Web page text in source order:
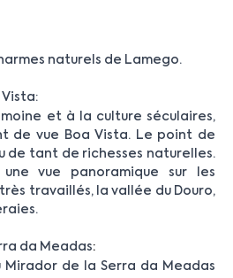
naturels de Lamego.
Vista:
et à la culture séculaires,
de vue Boa Vista. Le point de
de tant de richesses naturelles.
vue panoramique sur les
travaillés, la vallée du Douro,
da Meadas:
Mirador de la Serra da Meadas